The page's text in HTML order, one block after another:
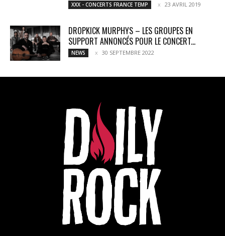
XXX - CONCERTS FRANCE TEMP 23 AVRIL 2019
DROPKICK MURPHYS – LES GROUPES EN
SUPPORT ANNONCÉS POUR LE CONCERT...
NEWS 30 SEPTEMBRE 2022